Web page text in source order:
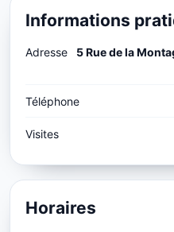
Informations
Adresse
5 Rue de la
Téléphone
Visites
Horaires